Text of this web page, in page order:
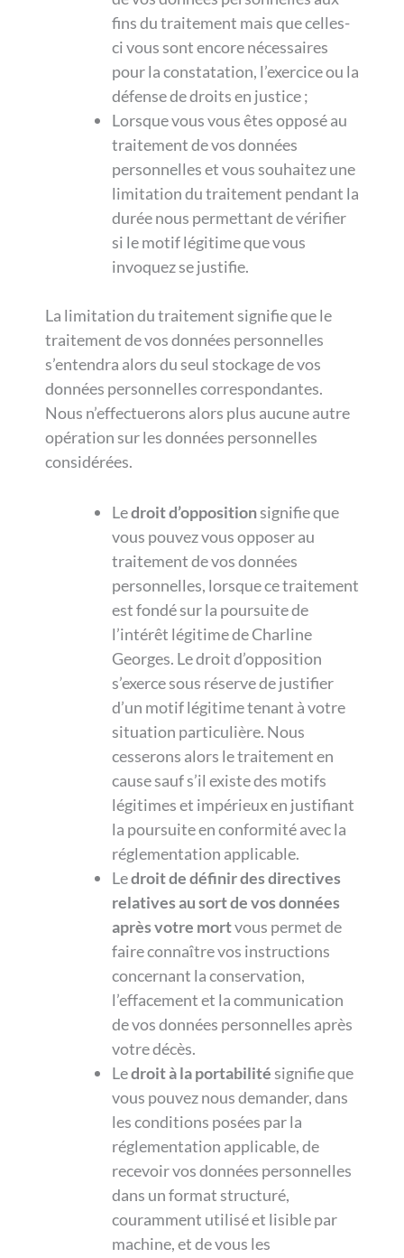
fins du traitement mais que celles-
ci vous sont encore nécessaires
pour la constatation, l’exercice ou la
défense de droits en justice ;
Lorsque vous vous êtes opposé au
traitement de vos données
personnelles et vous souhaitez une
limitation du traitement pendant la
durée nous permettant de vérifier
si le motif légitime que vous
invoquez se justifie.
La limitation du traitement signifie que le
traitement de vos données personnelles
s’entendra alors du seul stockage de vos
données personnelles correspondantes.
Nous n’effectuerons alors plus aucune autre
opération sur les données personnelles
considérées.
Ledroit d’oppositionsignifie que
vous pouvez vous opposer au
traitement de vos données
personnelles, lorsque ce traitement
est fondé sur la poursuite de
l’intérêt légitime de Charline
Georges. Le droit d’opposition
s’exerce sous réserve de justifier
d’un motif légitime tenant à votre
situation particulière. Nous
cesserons alors le traitement en
cause sauf s’il existe des motifs
légitimes et impérieux en justifiant
la poursuite en conformité avec la
réglementation applicable.
Ledroit de définir des directives
relatives au sort de vos données
après votre mortvous permet de
faire connaître vos instructions
concernant la conservation,
l’effacement et la communication
de vos données personnelles après
votre décès.
Ledroit à la portabilitésignifie que
vous pouvez nous demander, dans
les conditions posées par la
réglementation applicable, de
recevoir vos données personnelles
dans un format structuré,
couramment utilisé et lisible par
machine, et de vous les